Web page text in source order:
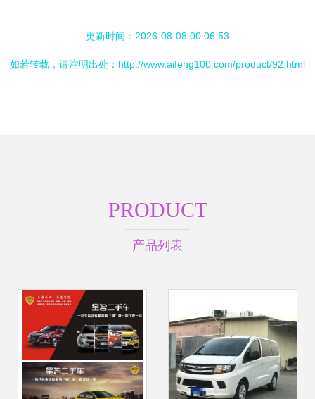
更新时间：2026-08-08 00:06:53
如若转载，请注明出处：http://www.aifeng100.com/product/92.html
PRODUCT
产品列表